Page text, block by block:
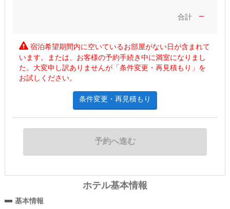
合計 －
宿泊希望期間内に空いているお部屋がない日が含まれて
います。または、お客様の予約手続き中に満室になりまし
た。大変申し訳ありませんが「条件変更・再見積もり」を
お試しください。
条件変更・再見積もり
ホテル基本情報
基本情報